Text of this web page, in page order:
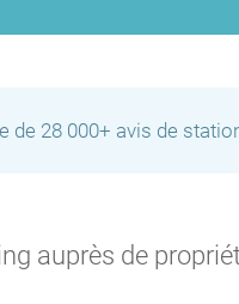
de 28 000+ avis de
auprès de